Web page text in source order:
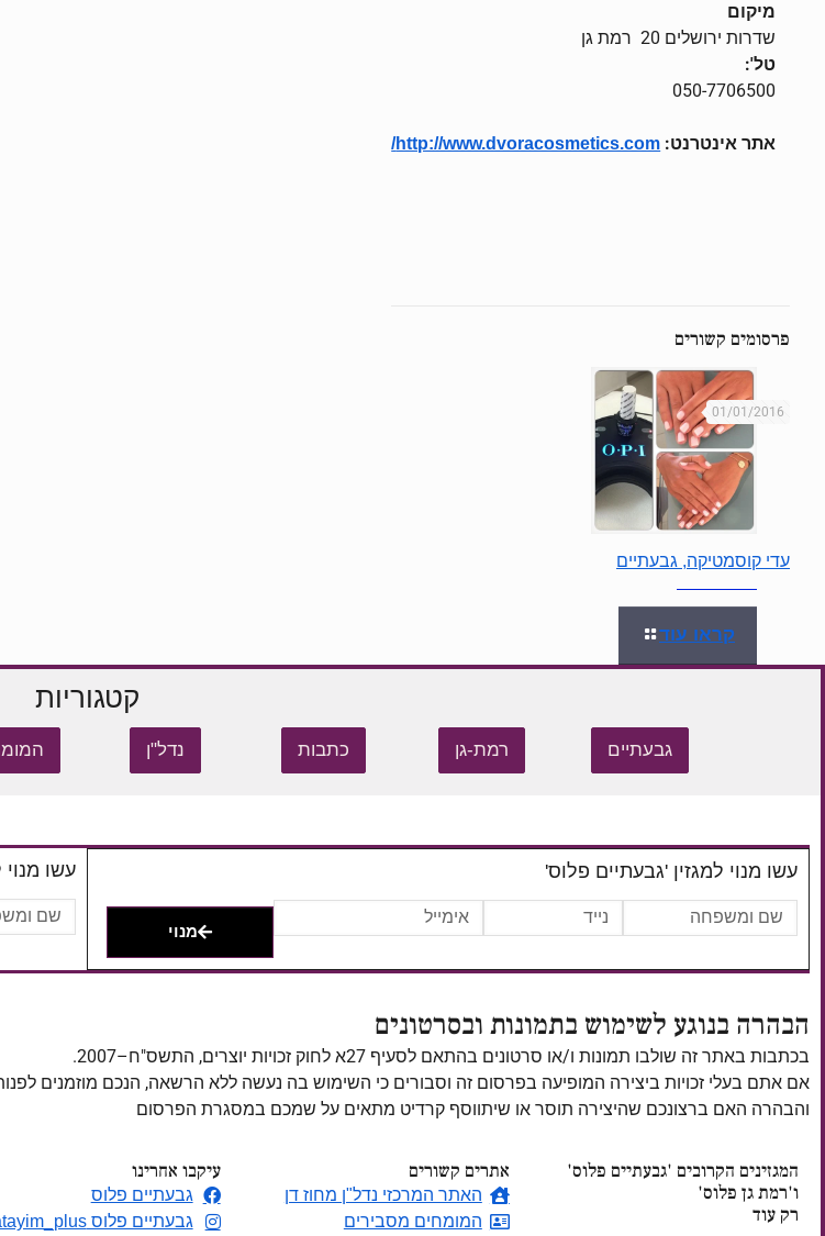
מיקום
שדרות ירושלים 20 רמת גן
טל':
050-7706500
אתר אינטרנט: http://www.dvoracosmetics.com/
פרסומים קשורים
01/01/2016
עדי קוסמטיקה, גבעתיים
קראו עוד
קטגוריות
גבעתיים רמת-גן כתבות נדל"ן
עשו מנוי למגזין 'גבעתיים פלוס'
מנוי
עשו
הבהרה בנוגע לשימוש בתמונות ובסרטונים
בכתבות באתר זה שולבו תמונות ו/או סרטונים בהתאם לסעיף 27א לחוק זכויות יוצרים, התשס"ח–2007.
אם אתם בעלי זכויות ביצירה המופיעה בפרסום זה וסבורים כי השימוש בה נעשה ללא הרשאה, הנכם מוזמנים
והבהרה האם ברצונכם שהיצירה תוסר או שיתווסף קרדיט מתאים על שמכם במסגרת הפרסום
המגזינים הקרובים 'גבעתיים פלוס'
ו'רמת גן פלוס'
רק עוד
אתרים קשורים
האתר המרכזי נדל"ן מחוז דן
המומחים מסבירים
עיקבו אחרינו
גבעתיים פלוס
גבעתיים פלוס givatayim_plus